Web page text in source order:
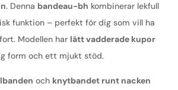
. Denna bandeau-bh kombinerar lekfull
funktion – perfekt för dig som vill ha
Modellen har lätt vadderade kupor
form och ett mjukt stöd.
och knytbandet runt nacken